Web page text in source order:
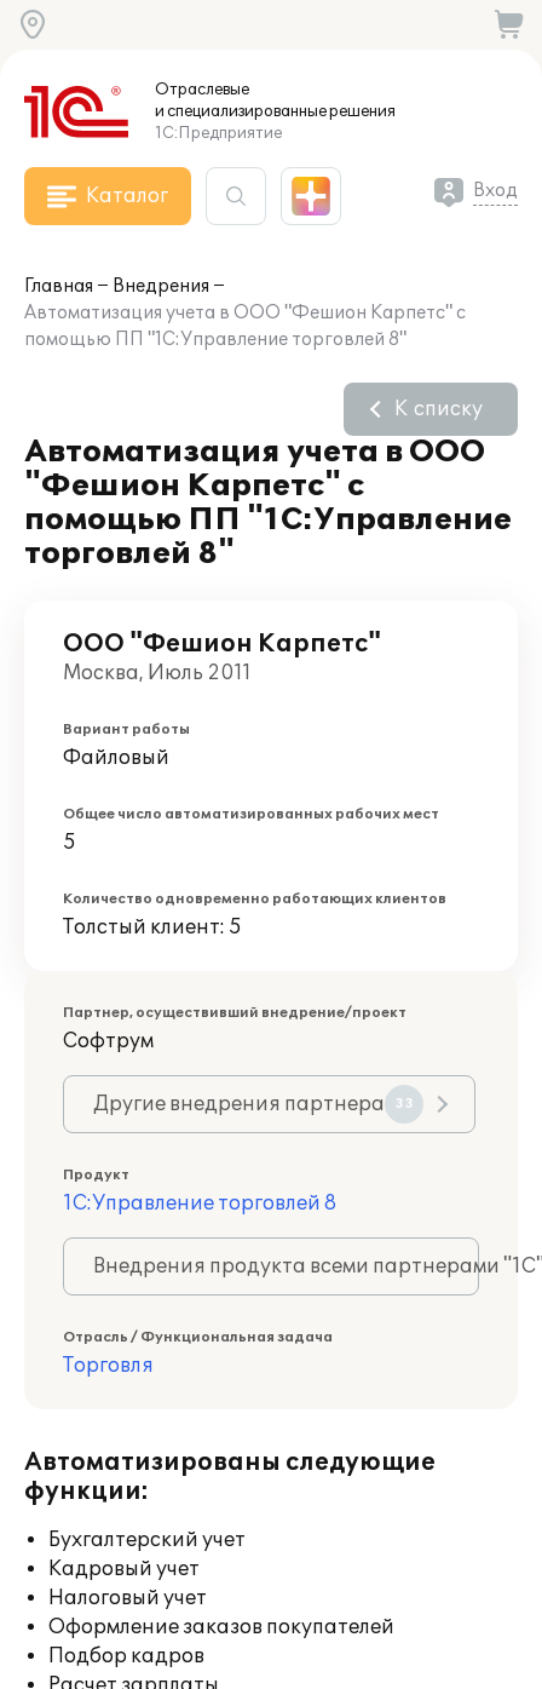
Отраслевые
и специализированныерешения
1С:Предприятие
Каталог Вход
Главная
Внедрения
Автоматизация учета в ООО "Фешион Карпетс" с
помощью ПП "1С:Управление торговлей 8"
Автоматизация учета в ООО
"Фешион Карпетс" с
помощью ПП "1С:Управление
торговлей 8"
К списку
ООО "Фешион Карпетс"
Москва, Июль 2011
Вариант работы
Файловый
Общее число автоматизированных рабочих мест
5
Количество одновременно работающих клиентов
Толстый клиент: 5
Партнер, осуществивший внедрение/проект
Софтрум
Другие внедрения партнера 33
Продукт
1С:Управление торговлей 8
Внедрения продукта всеми партнерами
Отрасль / Функциональная задача
Торговля
Автоматизированы следующие
функции:
Бухгалтерский учет
Кадровый учет
Налоговый учет
Оформление заказов покупателей
Подбор кадров